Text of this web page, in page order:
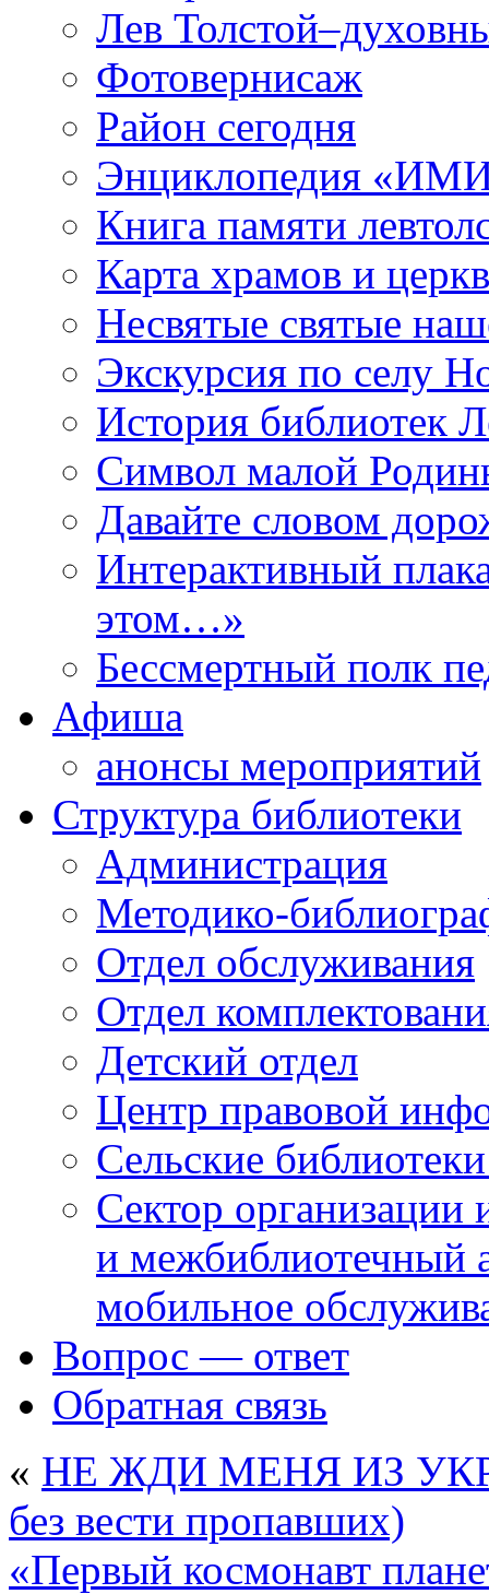
Лев
Фотовернисаж
Район сегодня
Энциклопедия «ИМИ
Книга памяти
Карта храмов и
Несвятые святые
Экскурсия по селу
История библиотек
Символ малой
Давайте словом
Интерактивный
этом…»
Бессмертный полк
Афиша
анонсы мероприятий
Структура библиотеки
Администрация
Методико-
Отдел обслуживания
Отдел
Детский отдел
Центр правовой
Сельские
Сектор организации
и межбиблиотечный
мобильное
Вопрос — ответ
Обратная связь
« НЕ ЖДИ МЕНЯ ИЗ
без вести пропавших)
«Первый космонавт